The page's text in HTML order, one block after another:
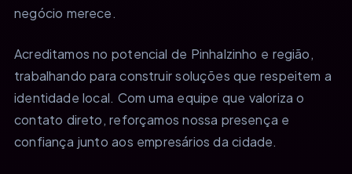
negócio merece.
Acreditamos no potencial de Pinhalzinho e região,
trabalhando para construir soluções que respeitem a
identidade local. Com uma equipe que valoriza o
contato direto, reforçamos nossa presença e
confiança junto aos empresários da cidade.